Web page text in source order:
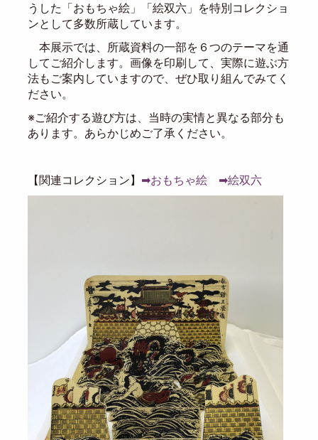
うした「おもちゃ絵」「絵双六」を特別コレクショ
ンとして多数所蔵しています。
本展示では、所蔵資料の一部を６つのテーマを通
してご紹介します。画像を印刷して、実際に遊ぶ方
法もご案内していますので、ぜひ取り組んでみてく
ださい。
※ご紹介する遊び方は、当時の実情と異なる部分も
あります。あらかじめご了承ください。
【関連コレクション】 ➡おもちゃ絵
➡絵双六